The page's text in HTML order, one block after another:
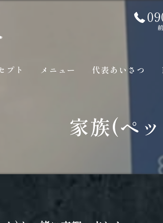
プト メニュー 代表あいさつ
家族(ペ